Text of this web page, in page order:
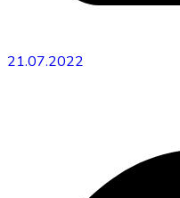
21.07.2022